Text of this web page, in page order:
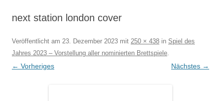
next station london cover
Veröffentlicht am 23. Dezember 2023 mit 250 × 438 in Spiel des
Jahres 2023 – Vorstellung aller nominierten Brettspiele.
← Vorheriges Nächstes →